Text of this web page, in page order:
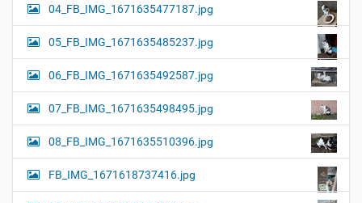
04_FB_IMG_1671635477187.jpg
05_FB_IMG_1671635485237.jpg
06_FB_IMG_1671635492587.jpg
07_FB_IMG_1671635498495.jpg
08_FB_IMG_1671635510396.jpg
FB_IMG_1671618737416.jpg